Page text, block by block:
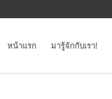
หน้าแรก มารู้จักกับเรา!